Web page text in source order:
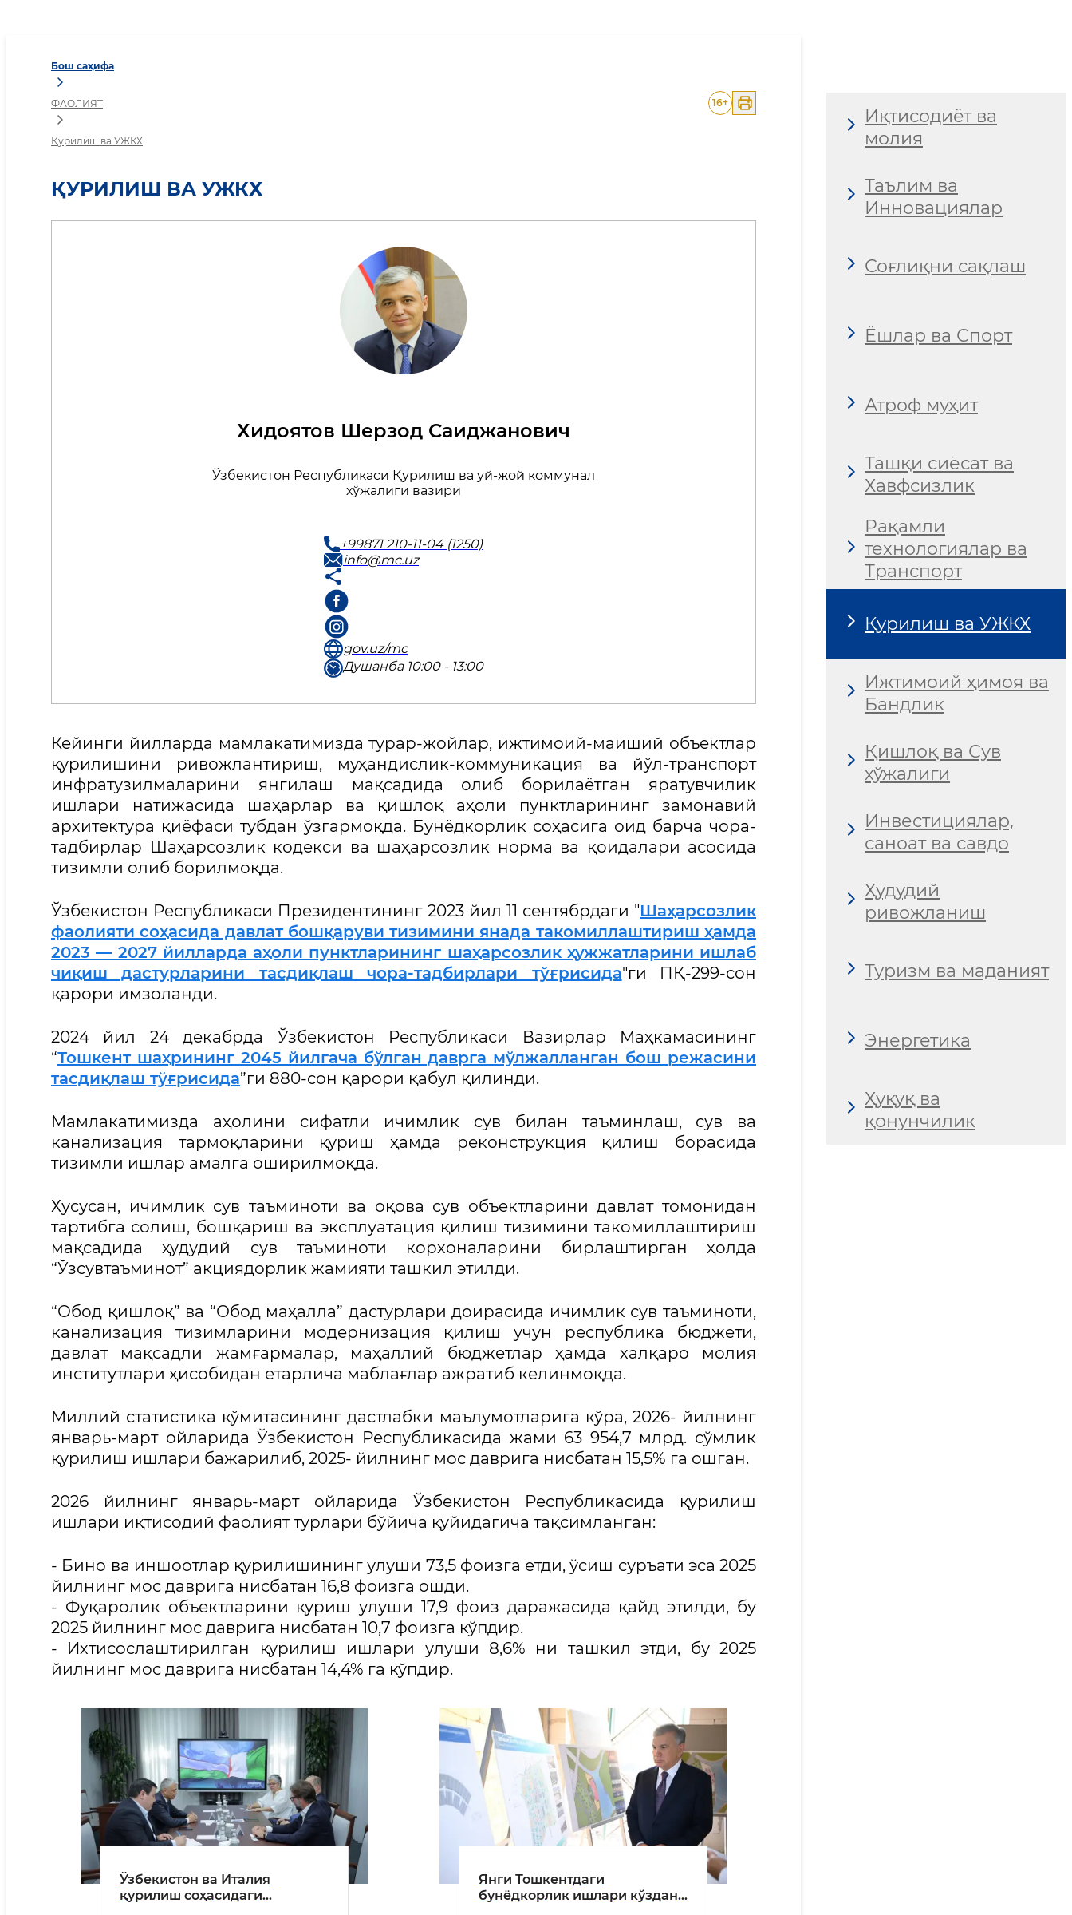
Бош саҳифа
ФАОЛИЯТ
Қурилиш ва УЖКХ
16+
ҚУРИЛИШ ВА УЖКХ
Хидоятов Шерзод Саиджанович
Ўзбекистон Республикаси Қурилиш ва уй-жой коммунал
хўжалиги вазири
+99871 210-11-04 (1250)
info@mc.uz
gov.uz/mc
Душанба 10:00 - 13:00
Кейинги йилларда мамлакатимизда турар-жойлар, ижтимоий-маиший объектлар
қурилишини ривожлантириш, муҳандислик-коммуникация ва йўл-транспорт
инфратузилмаларини янгилаш мақсадида олиб борилаётган яратувчилик
ишлари натижасида шаҳарлар ва қишлоқ аҳоли пунктларининг замонавий
архитектура қиёфаси тубдан ўзгармоқда. Бунёдкорлик соҳасига оид барча чора-
тадбирлар Шаҳарсозлик кодекси ва шаҳарсозлик норма ва қоидалари асосида
тизимли олиб борилмоқда.
Ўзбекистон Республикаси Президентининг 2023 йил 11 сентябрдаги "Шаҳарсозлик
фаолияти соҳасида давлат бошқаруви тизимини янада такомиллаштириш ҳамда
2023 — 2027 йилларда аҳоли пунктларининг шаҳарсозлик ҳужжатларини ишлаб
чиқиш дастурларини тасдиқлаш чора-тадбирлари тўғрисида"ги ПҚ-299-сон
қарори имзоланди.
2024 йил 24 декабрда Ўзбекистон Республикаси Вазирлар Маҳкамасининг
“Тошкент шаҳрининг 2045 йилгача бўлган даврга мўлжалланган бош режасини
тасдиқлаш тўғрисида”ги 880-сон қарори қабул қилинди.
Мамлакатимизда аҳолини сифатли ичимлик сув билан таъминлаш, сув ва
канализация тармоқларини қуриш ҳамда реконструкция қилиш борасида
тизимли ишлар амалга оширилмоқда.
Хусусан, ичимлик сув таъминоти ва оқова сув объектларини давлат томонидан
тартибга солиш, бошқариш ва эксплуатация қилиш тизимини такомиллаштириш
мақсадида ҳудудий сув таъминоти корхоналарини бирлаштирган ҳолда
“Ўзсувтаъминот” акциядорлик жамияти ташкил этилди.
“Обод қишлоқ” ва “Обод маҳалла” дастурлари доирасида ичимлик сув таъминоти,
канализация тизимларини модернизация қилиш учун республика бюджети,
давлат мақсадли жамғармалар, маҳаллий бюджетлар ҳамда халқаро молия
институтлари ҳисобидан етарлича маблағлар ажратиб келинмоқда.
Миллий статистика қўмитасининг дастлабки маълумотларига кўра, 2026- йилнинг
январь-март ойларида Ўзбекистон Республикасида жами 63 954,7 млрд. сўмлик
қурилиш ишлари бажарилиб, 2025- йилнинг мос даврига нисбатан 15,5% га ошган.
2026 йилнинг январь-март ойларида Ўзбекистон Республикасида қурилиш
ишлари иқтисодий фаолият турлари бўйича қуйидагича тақсимланган:
- Бино ва иншоотлар қурилишининг улуши 73,5 фоизга етди, ўсиш суръати эса 2025
йилнинг мос даврига нисбатан 16,8 фоизга ошди.
- Фуқаролик объектларини қуриш улуши 17,9 фоиз даражасида қайд этилди, бу
2025 йилнинг мос даврига нисбатан 10,7 фоизга кўпдир.
- Ихтисослаштирилган қурилиш ишлари улуши 8,6% ни ташкил этди, бу 2025
йилнинг мос даврига нисбатан 14,4% га кўпдир.
Ўзбекистон ва Италия
қурилиш соҳасидаги
Янги Тошкентдаги
бунёдкорлик ишлари кўздан
Иқтисодиёт ва
молия
Таълим ва
Инновациялар
Соғлиқни сақлаш
Ёшлар ва Спорт
Атроф муҳит
Ташқи сиёсат ва
Хавфсизлик
Рақамли
технологиялар ва
Транспорт
Қурилиш ва УЖКХ
Ижтимоий ҳимоя ва
Бандлик
Қишлоқ ва Сув
хўжалиги
Инвестициялар,
саноат ва савдо
Ҳудудий
ривожланиш
Туризм ва маданият
Энергетика
Ҳуқуқ ва
қонунчилик